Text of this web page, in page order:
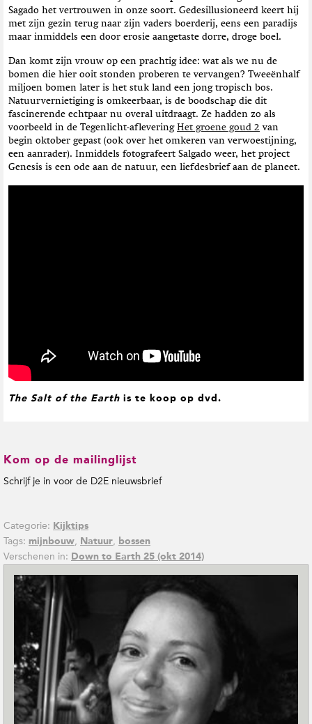
Sagado het vertrouwen in onze soort. Gedesillusioneerd keert hij
met zijn gezin terug naar zijn vaders boerderij, eens een paradijs
maar inmiddels een door erosie aangetaste dorre, droge boel.
Dan komt zijn vrouw op een prachtig idee: wat als we nu de
bomen die hier ooit stonden proberen te vervangen? Tweeënhalf
miljoen bomen later is het stuk land een jong tropisch bos.
Natuurvernietiging is omkeerbaar, is de boodschap die dit
fascinerende echtpaar nu overal uitdraagt. Ze hadden zo als
voorbeeld in de Tegenlicht-aflevering Het groene goud 2 van
begin oktober gepast (ook over het omkeren van verwoestijning,
een aanrader). Inmiddels fotografeert Salgado weer, het project
Genesis is een ode aan de natuur, een liefdesbrief aan de planeet.
The Salt of the Earth is te koop op dvd.
Kom op de mailinglijst
Schrijf je in voor de D2E nieuwsbrief
Categorie: Kijktips
Tags: mijnbouw, Natuur, bossen
Verschenen in: Down to Earth 25 (okt 2014)